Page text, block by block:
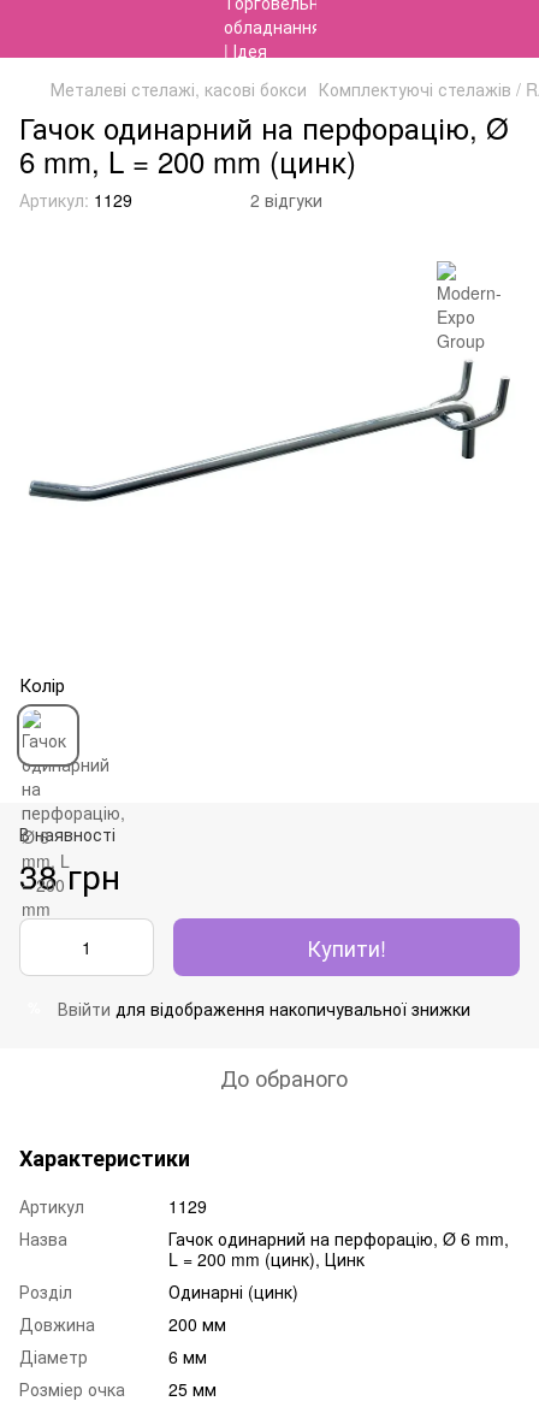
Металеві стелажі, касові бокси Комплектуючі стелажів /
Гачок одинарний на перфорацію, Ø
6 mm, L = 200 mm (цинк)
Артикул: 1129 2 відгуки
Колір
В наявності
38 грн
Купити!
Ввійти для відображення накопичувальної знижки
До обраного
Характеристики
Артикул
1129
Назва
Гачок одинарний на перфорацію, Ø 6 mm,
L = 200 mm (цинк), Цинк
Розділ
Одинарні (цинк)
Довжина
200 мм
Діаметр
6 мм
Розміер очка
25 мм